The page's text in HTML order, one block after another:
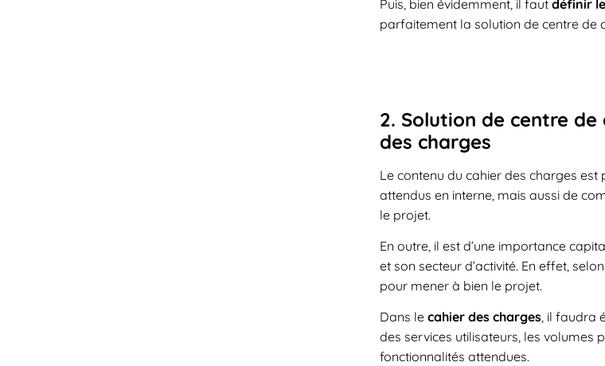
Puis, bien évidemment, il faut définir
parfaitement la solution de centre de
2. Solution de centre
des charges
Le contenu du cahier des charges
attendus en interne, mais aussi de
le projet.
En outre, il est d’une importance
et son secteur d’activité. En effet,
pour mener à bien le projet.
Dans le cahier des charges, il faudra
des services utilisateurs, les volumes
fonctionnalités attendues.